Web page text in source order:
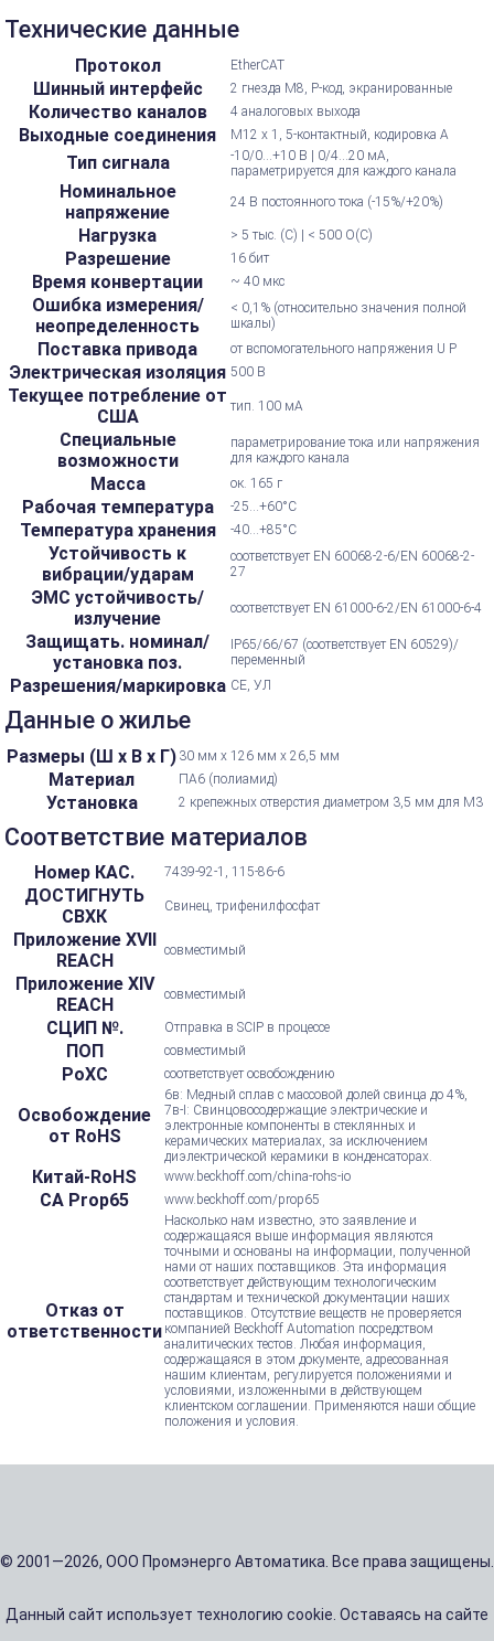
Технические данные
Протокол EtherCAT
Шинный интерфейс 2 гнезда M8, P-код, экранированные
Количество каналов 4 аналоговых выхода
Выходные соединения M12 x 1, 5-контактный, кодировка А
Тип сигнала
-10/0...+10 В | 0/4...20 мА,
параметрируется для каждого канала
Номинальное
напряжение
24 В постоянного тока (-15%/+20%)
Нагрузка > 5 тыс. (C) | < 500 О(C)
Разрешение 16 бит
Время конвертации ~ 40 мкс
Ошибка измерения/
неопределенность
< 0,1% (относительно значения полной
шкалы)
Поставка привода от вспомогательного напряжения U P
Электрическая изоляция 500 В
Текущее потребление от
США
тип. 100 мА
Специальные
возможности
параметрирование тока или напряжения
для каждого канала
Масса ок. 165 г
Рабочая температура -25...+60°С
Температура хранения -40...+85°С
Устойчивость к
вибрации/ударам
соответствует EN 60068-2-6/EN 60068-2-
27
ЭМС устойчивость/
излучение
соответствует EN 61000-6-2/EN 61000-6-4
Защищать. номинал/
установка поз.
IP65/66/67 (соответствует EN 60529)/
переменный
Разрешения/маркировка CE, УЛ
Данные о жилье
Размеры (Ш х В х Г) 30 мм х 126 мм х 26,5 мм
Материал ПА6 (полиамид)
Установка 2 крепежных отверстия диаметром 3,5 мм для M3
Соответствие материалов
Номер КАС. 7439-92-1, 115-86-6
ДОСТИГНУТЬ
СВХК
Свинец, трифенилфосфат
Приложение XVII
REACH
совместимый
Приложение XIV
REACH
совместимый
СЦИП №. Отправка в SCIP в процессе
ПОП совместимый
РоХС соответствует освобождению
Освобождение
от RoHS
6в: Медный сплав с массовой долей свинца до 4%,
7в-I: Свинцовосодержащие электрические и
электронные компоненты в стеклянных и
керамических материалах, за исключением
диэлектрической керамики в конденсаторах.
Китай-RoHS www.beckhoff.com/china-rohs-io
CA Prop65 www.beckhoff.com/prop65
Отказ от
ответственности
Насколько нам известно, это заявление и
содержащаяся выше информация являются
точными и основаны на информации, полученной
нами от наших поставщиков. Эта информация
соответствует действующим технологическим
стандартам и технической документации наших
поставщиков. Отсутствие веществ не проверяется
компанией Beckhoff Automation посредством
аналитических тестов. Любая информация,
содержащаяся в этом документе, адресованная
нашим клиентам, регулируется положениями и
условиями, изложенными в действующем
клиентском соглашении. Применяются наши общие
положения и условия.
© 2001—2026, ООО Промэнерго Автоматика. Все права защищены.
Данный сайт использует технологию cookie. Оставаясь на сайте